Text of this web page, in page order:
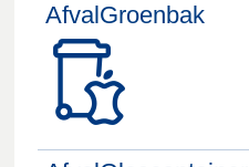
AfvalGroenbak